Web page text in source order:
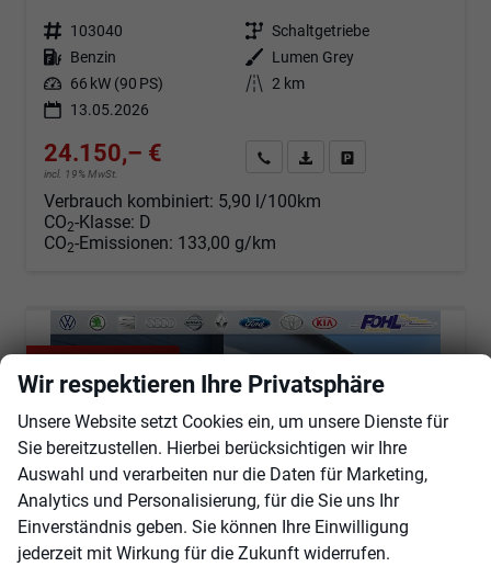
Fahrzeugnr. 103040 Getriebe Schaltgetriebe
Kraftstoff Benzin Außenfarbe
Lumen Grey
Leistung 66 kW (90 PS) Kilometerstand 2 km
13.05.2026
24.150,– €
incl. 19% MwSt.
Angebot anfordern
Fahrzeugexpose (PDF)
Verbrauch kombiniert: 5,90 l/100km
CO2-Klasse: D
CO2-Emissionen: 133,00 g/km
Wir respektieren Ihre Privatsphäre
Unsere Website setzt Cookies ein, um unsere Dienste für
Sie bereitzustellen. Hierbei berücksichtigen wir Ihre
Auswahl und verarbeiten nur die Daten für Marketing,
Analytics und Personalisierung, für die Sie uns Ihr
Einverständnis geben. Sie können Ihre Einwilligung
jederzeit mit Wirkung für die Zukunft widerrufen.